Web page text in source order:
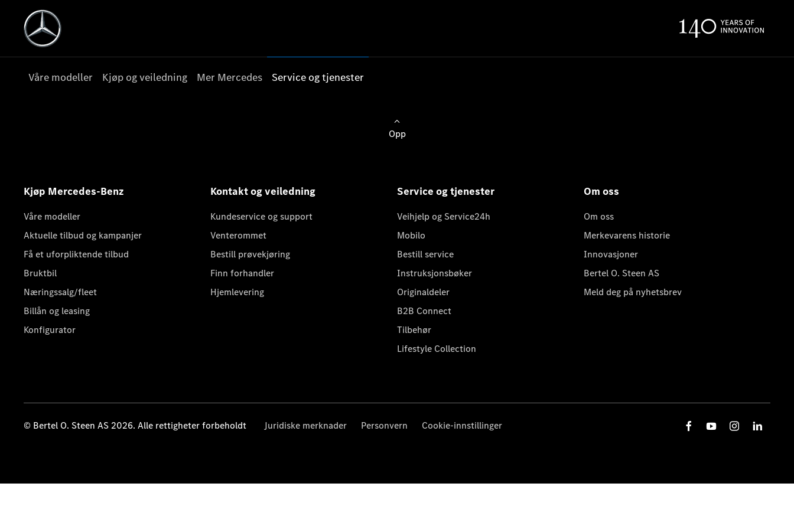
Våre modeller Kjøp og veiledning Mer Mercedes Service og tjenester
Opp
Kjøp Mercedes-Benz
Våre modeller
Aktuelle tilbud og kampanjer
Få et uforpliktende tilbud
Bruktbil
Næringssalg/fleet
Billån og leasing
Konfigurator
Kontakt og veiledning
Kundeservice og support
Venterommet
Bestill prøvekjøring
Finn forhandler
Hjemlevering
Service og tjenester
Veihjelp og Service24h
Mobilo
Bestill service
Instruksjonsbøker
Originaldeler
B2B Connect
Tilbehør
Lifestyle Collection
Om oss
Om oss
Merkevarens historie
Innovasjoner
Bertel O. Steen AS
Meld deg på nyhetsbrev
© Bertel O. Steen AS 2026. Alle rettigheter forbeholdt Juridiske merknader Personvern Cookie-innstillinger